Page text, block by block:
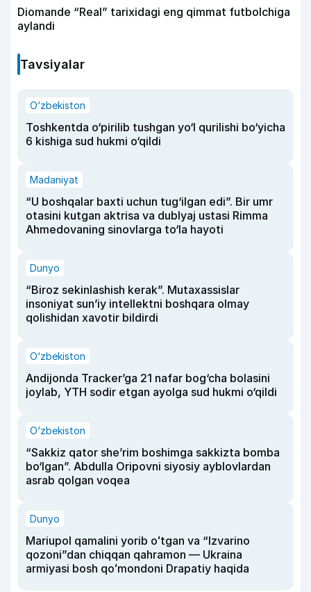
Diomande “Real” tarixidagi eng qimmat futbolchiga
aylandi
Tavsiyalar
O‘zbekiston
Toshkentda o‘pirilib tushgan yo‘l qurilishi bo‘yicha
6 kishiga sud hukmi o‘qildi
Madaniyat
“U boshqalar baxti uchun tug‘ilgan edi”. Bir umr
otasini kutgan aktrisa va dublyaj ustasi Rimma
Ahmedovaning sinovlarga to‘la hayoti
Dunyo
“Biroz sekinlashish kerak”. Mutaxassislar
insoniyat sun’iy intellektni boshqara olmay
qolishidan xavotir bildirdi
O‘zbekiston
Andijonda Tracker’ga 21 nafar bog‘cha bolasini
joylab, YTH sodir etgan ayolga sud hukmi o‘qildi
O‘zbekiston
“Sakkiz qator she’rim boshimga sakkizta bomba
bo‘lgan”. Abdulla Oripovni siyosiy ayblovlardan
asrab qolgan voqea
Dunyo
Mariupol qamalini yorib oʻtgan va “Izvarino
qozoni”dan chiqqan qahramon — Ukraina
armiyasi bosh qoʻmondoni Drapatiy haqida